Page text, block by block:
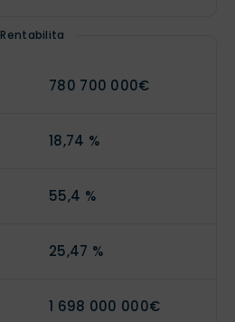
Rentabilita
780 700 000€
18,74 %
55,4 %
25,47 %
1 698 000 000€